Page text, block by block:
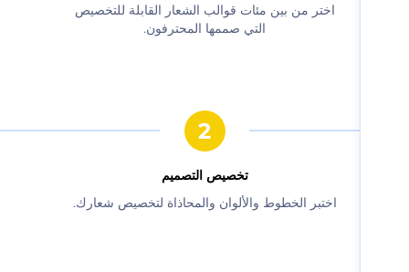
‫اختر من بين مئات قوالب الشعار القابلة للتخصيص
التي صممها المحترفون.‬
‫تخصيص التصميم‬
‫اختبر الخطوط والألوان والمحاذاة لتخصيص شعارك.‬